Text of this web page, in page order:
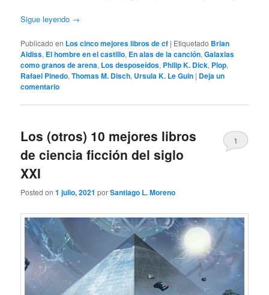
Sigue leyendo →
Publicado en Los cinco mejores libros de cf | Etiquetado Brian
Aldiss, El hombre en el castillo, En alas de la canción,Galaxias
como granos de arena, Los desposeídos, Philip K. Dick, Plop,
Rafael Pinedo,Thomas M. Disch, Ursula K. Le Guin | Deja un
comentario
Los (otros) 10 mejores libros
de ciencia ficción del siglo
XXI
Posted on1 julio, 2021 porSantiago L. Moreno
1